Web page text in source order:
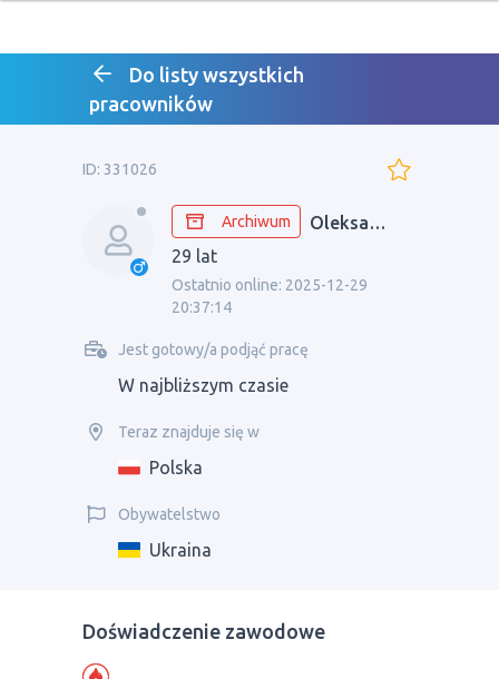
Do listy wszystkich
pracowników
ID: 331026
Archiwum
Oleksandr
29 lat
Ostatnio online: 2025-12-29
20:37:14
Jest gotowy/a podjąć pracę
W najbliższym czasie
Teraz znajduje się w
Polska
Obywatelstwo
Ukraina
Doświadczenie zawodowe